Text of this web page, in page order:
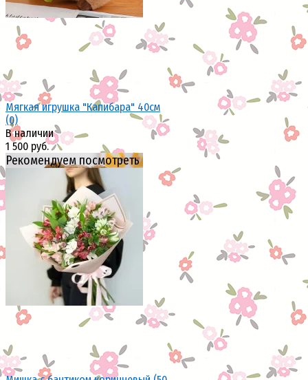
избранное сравнить
Мягкая игрушка "Капибара" 40см
(0)
В наличии
1 500 руб.
Рекомендуем посмотреть